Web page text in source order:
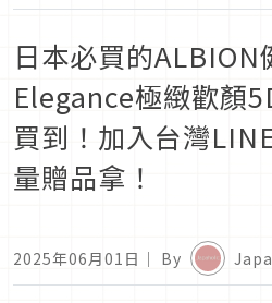
日本必買的ALBION
Elegance極緻歡顏
買到！加入台灣
量贈品拿！
2025年06月01日 ｜ By